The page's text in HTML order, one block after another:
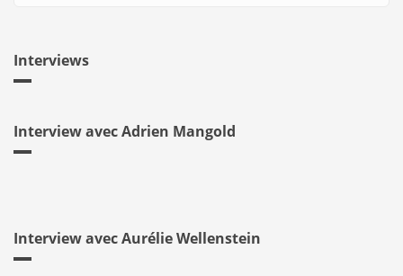
Interviews
Interview avec Adrien Mangold
Interview avec Aurélie Wellenstein